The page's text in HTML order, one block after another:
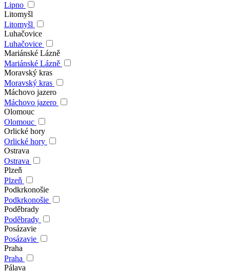
Lipno
Litomyšl
Litomyšl
Luhačovice
Luhačovice
Mariánské Lázně
Mariánské Lázně
Moravský kras
Moravský kras
Máchovo jazero
Máchovo jazero
Olomouc
Olomouc
Orlické hory
Orlické hory
Ostrava
Ostrava
Plzeň
Plzeň
Podkrkonošie
Podkrkonošie
Poděbrady
Poděbrady
Posázavie
Posázavie
Praha
Praha
Pálava